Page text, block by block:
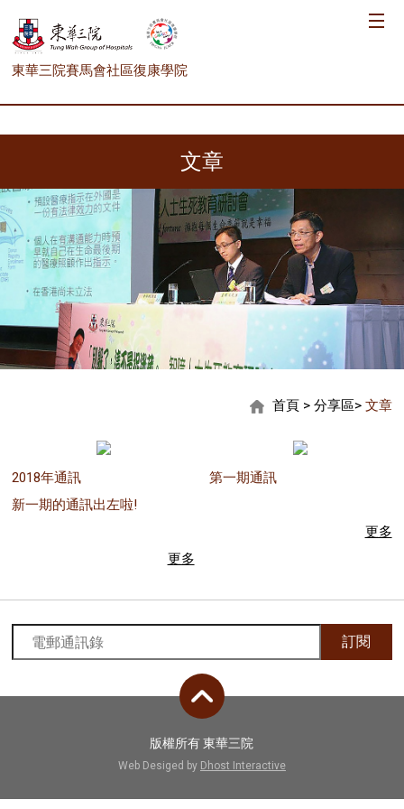
東華三院賽馬會社區復康學院
文章
首頁> 分享區> 文章
2018年通訊
新一期的通訊出左啦!
更多
第一期通訊
更多
訂閱
版權所有 東華三院
Web Desiged by Dhost Interactive